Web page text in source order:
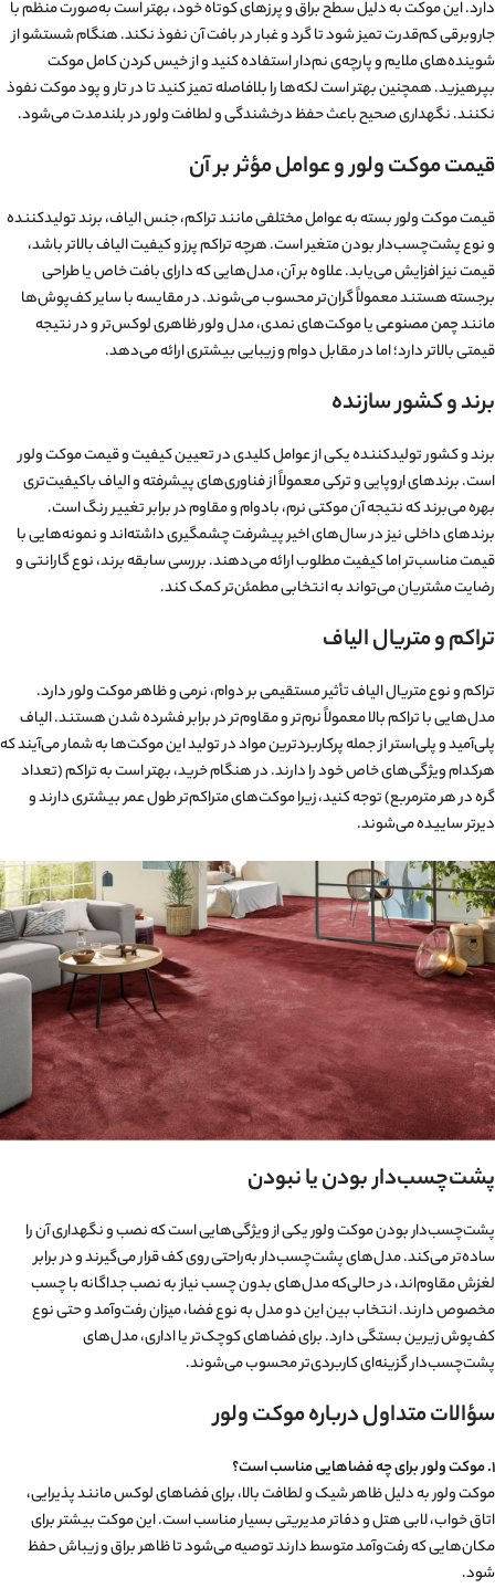
دارد. این موکت به دلیل سطح براق و پرزهای کوتاه خود، بهتر است به‌صورت منظم با
جاروبرقی کم‌قدرت تمیز شود تا گرد و غبار در بافت آن نفوذ نکند. هنگام شستشو از
شوینده‌های ملایم و پارچه‌ی نم‌دار استفاده کنید و از خیس کردن کامل موکت
بپرهیزید. همچنین بهتر است لکه‌ها را بلافاصله تمیز کنید تا در تار و پود موکت نفوذ
نکنند. نگهداری صحیح باعث حفظ درخشندگی و لطافت ولور در بلندمدت می‌شود.
قیمت موکت ولور و عوامل مؤثر بر آن
قیمت موکت ولور بسته به عوامل مختلفی مانند تراکم، جنس الیاف، برند تولیدکننده
و نوع پشت‌چسب‌دار بودن متغیر است. هرچه تراکم پرز و کیفیت الیاف بالاتر باشد،
قیمت نیز افزایش می‌یابد. علاوه بر آن، مدل‌هایی که دارای بافت خاص یا طراحی
برجسته هستند معمولاً گران‌تر محسوب می‌شوند. در مقایسه با سایر کف‌پوش‌ها
مانندچمن مصنوعییا موکت‌های نمدی، مدل ولور ظاهری لوکس‌تر و در نتیجه
قیمتی بالاتر دارد؛ اما در مقابل دوام و زیبایی بیشتری ارائه می‌دهد.
برند و کشور سازنده
برند و کشور تولیدکننده یکی از عوامل کلیدی در تعیین کیفیت و قیمت موکت ولور
است. برندهای اروپایی و ترکی معمولاً از فناوری‌های پیشرفته و الیاف باکیفیت‌تری
بهره می‌برند که نتیجه آن موکتی نرم، بادوام و مقاوم در برابر تغییر رنگ است.
برندهای داخلی نیز در سال‌های اخیر پیشرفت چشمگیری داشته‌اند و نمونه‌هایی با
قیمت مناسب‌تر اما کیفیت مطلوب ارائه می‌دهند. بررسی سابقه برند، نوع گارانتی و
رضایت مشتریان می‌تواند به انتخابی مطمئن‌تر کمک کند.
تراکم و متریال الیاف
تراکم و نوع متریال الیاف تأثیر مستقیمی بر دوام، نرمی و ظاهر موکت ولور دارد.
مدل‌هایی با تراکم بالا معمولاً نرم‌تر و مقاوم‌تر در برابر فشرده شدن هستند. الیاف
پلی‌آمید و پلی‌استر از جمله پرکاربردترین مواد در تولید این موکت‌ها به شمار می‌آیند که
هرکدام ویژگی‌های خاص خود را دارند. در هنگام خرید، بهتر است به تراکم (تعداد
گره در هر مترمربع) توجه کنید، زیرا موکت‌های متراکم‌تر طول عمر بیشتری دارند و
دیرتر ساییده می‌شوند.
پشت‌چسب‌دار بودن یا نبودن
پشت‌چسب‌دار بودن موکت ولور یکی از ویژگی‌هایی است که نصب و نگهداری آن را
ساده‌تر می‌کند. مدل‌های پشت‌چسب‌دار به‌راحتی روی کف قرار می‌گیرند و در برابر
لغزش مقاوم‌اند، در حالی‌که مدل‌های بدون چسب نیاز به نصب جداگانه با چسب
مخصوص دارند. انتخاب بین این دو مدل به نوع فضا، میزان رفت‌وآمد و حتی نوع
کف‌پوش زیرین بستگی دارد. برای فضاهای کوچک‌تر یا اداری، مدل‌های
پشت‌چسب‌دار گزینه‌ای کاربردی‌تر محسوب می‌شوند.
سؤالات متداول درباره موکت ولور
۱. موکت ولور برای چه فضاهایی مناسب است؟
موکت ولور به دلیل ظاهر شیک و لطافت بالا، برای فضاهای لوکس مانند پذیرایی،
اتاق خواب، لابی هتل و دفاتر مدیریتی بسیار مناسب است. این موکت بیشتر برای
مکان‌هایی که رفت‌وآمد متوسط دارند توصیه می‌شود تا ظاهر براق و زیباش حفظ
شود.